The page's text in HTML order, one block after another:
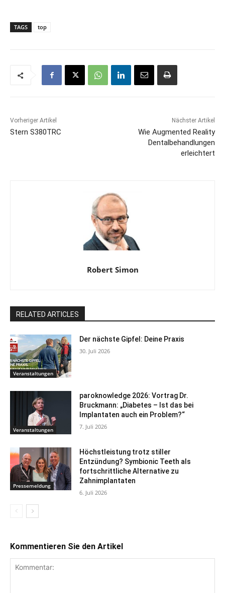
TAGS top
Vorheriger Artikel
Stern S380TRC
Nächster Artikel
Wie Augmented Reality
Dentalbehandlungen
erleichtert
Robert Simon
RELATED ARTICLES
Veranstaltungen
Der nächste Gipfel: Deine Praxis
30. Juli 2026
Veranstaltungen
paroknowledge 2026: Vortrag Dr.
Bruckmann: „Diabetes – Ist das bei
Implantaten auch ein Problem?“
7. Juli 2026
Pressemeldung
Höchstleistung trotz stiller
Entzündung? Symbionic Teeth als
fortschrittliche Alternative zu
Zahnimplantaten
6. Juli 2026
Kommentieren Sie den Artikel